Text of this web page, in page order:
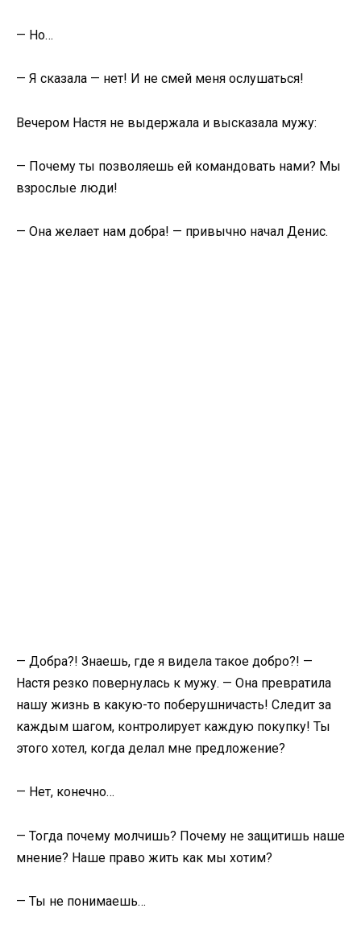
— Но…
— Я сказала — нет! И не смей меня ослушаться!
Вечером Настя не выдержала и высказала мужу:
— Почему ты позволяешь ей командовать нами? Мы
взрослые люди!
— Она желает нам добра! — привычно начал Денис.
— Добра?! Знаешь, где я видела такое добро?! —
Настя резко повернулась к мужу. — Она превратила
нашу жизнь в какую-то поберушничасть! Следит за
каждым шагом, контролирует каждую покупку! Ты
этого хотел, когда делал мне предложение?
— Нет, конечно…
— Тогда почему молчишь? Почему не защитишь наше
мнение? Наше право жить как мы хотим?
— Ты не понимаешь…